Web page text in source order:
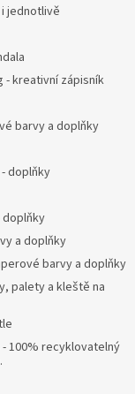
jednotlivě
- kreativní zápisník
barvy a doplňky
doplňky
a doplňky
barvy a doplňky
palety a kleště na
- 100% recyklovatelný